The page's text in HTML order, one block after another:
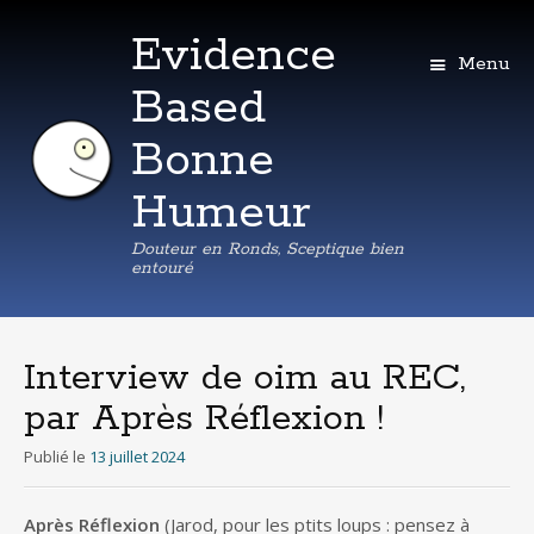
Evidence
Based
Bonne
Humeur
Douteur en Ronds, Sceptique bien
entouré
Menu
principal
Interview de oim au REC,
par Après Réflexion !
Publié le 13 juillet 2024
Après Réflexion (Jarod, pour les ptits loups : pensez à